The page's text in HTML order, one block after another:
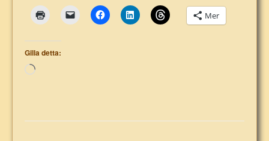
Mer
Gilla detta:
Laddar